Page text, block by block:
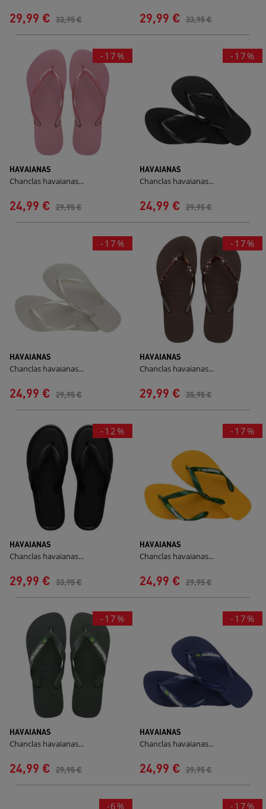
29,99 € 33,95 € 29,99 € 33,95 €
-17%
HAVAIANAS
Chanclas havaianas...
24,99 € 29,95 €
-17%
HAVAIANAS
Chanclas havaianas...
24,99 € 29,95 €
-17%
HAVAIANAS
Chanclas havaianas...
24,99 € 29,95 €
-17%
HAVAIANAS
Chanclas havaianas...
29,99 € 35,95 €
-12%
HAVAIANAS
Chanclas havaianas...
29,99 € 33,95 €
-17%
HAVAIANAS
Chanclas havaianas...
24,99 € 29,95 €
-17%
HAVAIANAS
Chanclas havaianas...
24,99 € 29,95 €
-17%
HAVAIANAS
Chanclas havaianas...
24,99 € 29,95 €
-6% -17%